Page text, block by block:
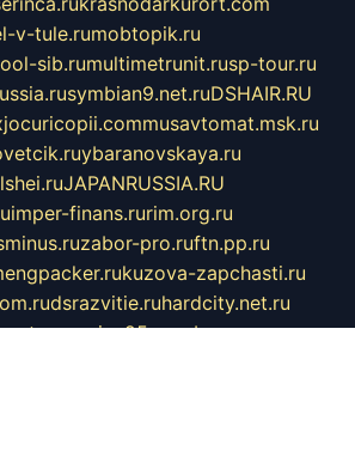
v-tule.rumobtopik.ru
sib.rumultimetrunit.rusp-tour.ru
symbian9.net.ruDSHAIR.RU
musavtomat.msk.ru
ybaranovskaya.ru
JAPANRUSSIA.RU
imper-finans.rurim.org.ru
zabor-pro.ruftn.pp.ru
kuzova-zapchasti.ru
dsrazvitie.ruhardcity.net.ru
topservice25.rugubernyan.ru